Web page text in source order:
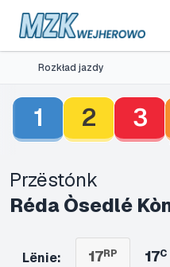
Rozkład jazdy
1 2 3
Przëstónk
Réda Òsedlé
Lënie: 17RP 17C